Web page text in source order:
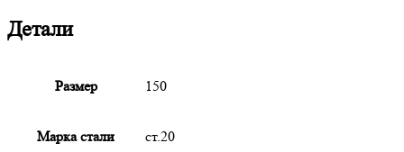
Детали
Размер 150
Марка стали ст.20